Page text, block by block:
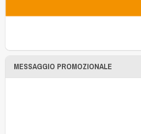
MESSAGGIO PROMOZIONALE